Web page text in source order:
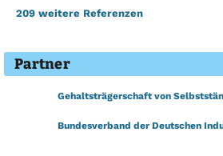
Webseite für einen Kanuverleih mit
Beantwortung von Kundenanfragen zum
━━━━━━━━━━━━━━━━━━━
Verlagshaus
209 weitere Referenzen
Partner
Gehaltsträgerschaft von
Bundesverband der Deutschen